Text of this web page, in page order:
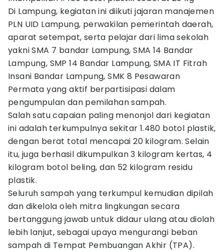
Di Lampung, kegiatan ini diikuti jajaran manajemen
PLN UID Lampung, perwakilan pemerintah daerah,
aparat setempat, serta pelajar dari lima sekolah
yakni SMA 7 bandar Lampung, SMA 14 Bandar
Lampung, SMP 14 Bandar Lampung, SMA IT Fitrah
Insani Bandar Lampung, SMK 8 Pesawaran
Permata yang aktif berpartisipasi dalam
pengumpulan dan pemilahan sampah.
Salah satu capaian paling menonjol dari kegiatan
ini adalah terkumpulnya sekitar 1.480 botol plastik,
dengan berat total mencapai 20 kilogram. Selain
itu, juga berhasil dikumpulkan 3 kilogram kertas, 4
kilogram botol beling, dan 52 kilogram residu
plastik.
Seluruh sampah yang terkumpul kemudian dipilah
dan dikelola oleh mitra lingkungan secara
bertanggung jawab untuk didaur ulang atau diolah
lebih lanjut, sebagai upaya mengurangi beban
sampah di Tempat Pembuangan Akhir (TPA).